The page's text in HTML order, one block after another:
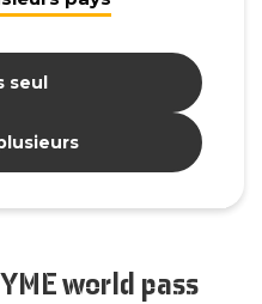
seul
world pass